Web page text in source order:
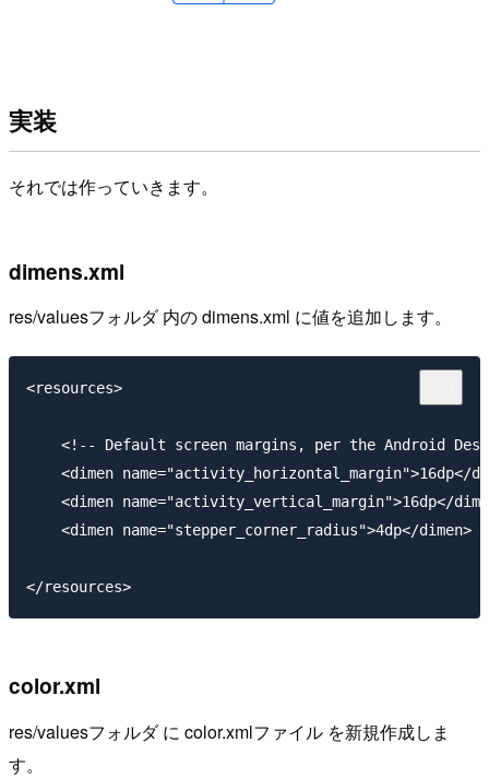
実装
それでは作っていきます。
dimens.xml
res/valuesフォルダ 内の dimens.xml に値を追加します。
<resources>
<!-- Default screen margins, per the Android
<dimen name="activity_horizontal_margin">16dp</
<dimen name="activity_vertical_margin">16dp</
    <dimen name="stepper_corner_radius">4dp</dimen>
color.xml
res/valuesフォルダ に color.xmlファイル を新規作成しま
す。